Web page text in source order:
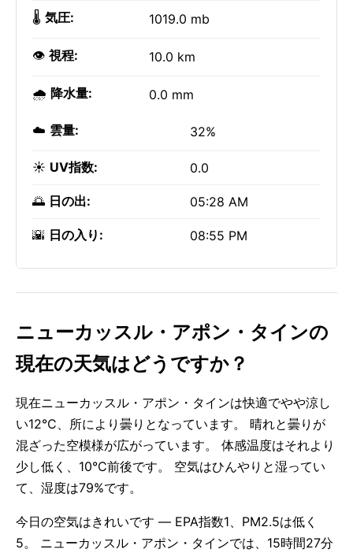
🌡️ 気圧: 1019.0 mb
👁️ 視程: 10.0 km
🌧️ 降水量: 0.0 mm
☁️ 雲量: 32%
☀️ UV指数: 0.0
🌅 日の出: 05:28 AM
🌇 日の入り: 08:55 PM
ニューカッスル・アポン・タインの
現在の天気はどうですか？
現在ニューカッスル・アポン・タインは快適でやや涼し
い12°C、所により曇りとなっています。 晴れと曇りが
混ざった空模様が広がっています。 体感温度はそれより
少し低く、10°C前後です。 空気はひんやりと湿ってい
て、湿度は79%です。
今日の空気はきれいです — EPA指数1、PM2.5は低く
5。 ニューカッスル・アポン・タインでは、15時間27分